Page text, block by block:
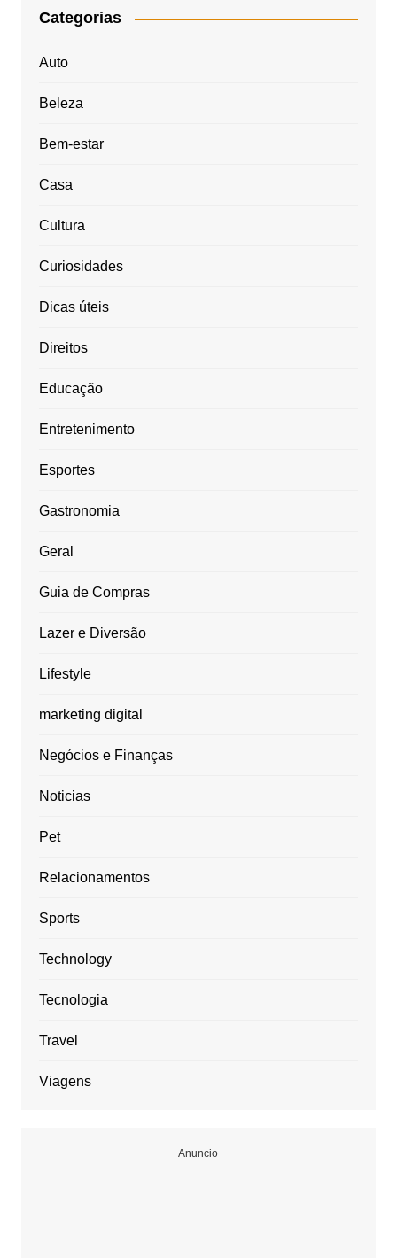
Categorias
Auto
Beleza
Bem-estar
Casa
Cultura
Curiosidades
Dicas úteis
Direitos
Educação
Entretenimento
Esportes
Gastronomia
Geral
Guia de Compras
Lazer e Diversão
Lifestyle
marketing digital
Negócios e Finanças
Noticias
Pet
Relacionamentos
Sports
Technology
Tecnologia
Travel
Viagens
Anuncio